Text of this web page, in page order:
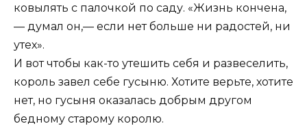
ковылять с палочкой по саду. «Жизнь кончена,
— думал он,— если нет больше ни радостей, ни
утех».
И вот чтобы как-то утешить себя и развеселить,
король завел себе гусыню. Хотите верьте, хотите
нет, но гусыня оказалась добрым другом
бедному старому королю.